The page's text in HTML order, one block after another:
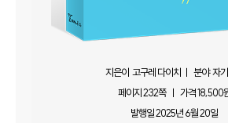
지은이 고구레 다이치 ㅣ 분야 자
페이지 232쪽 ㅣ 가격 18,500
발행일 2025년 6월 20일